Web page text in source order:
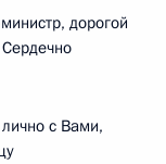
дорогой
с Вами,